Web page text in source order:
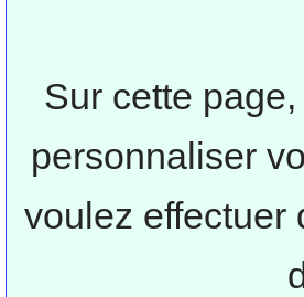
Sur cette
personnaliser
voulez effectuer